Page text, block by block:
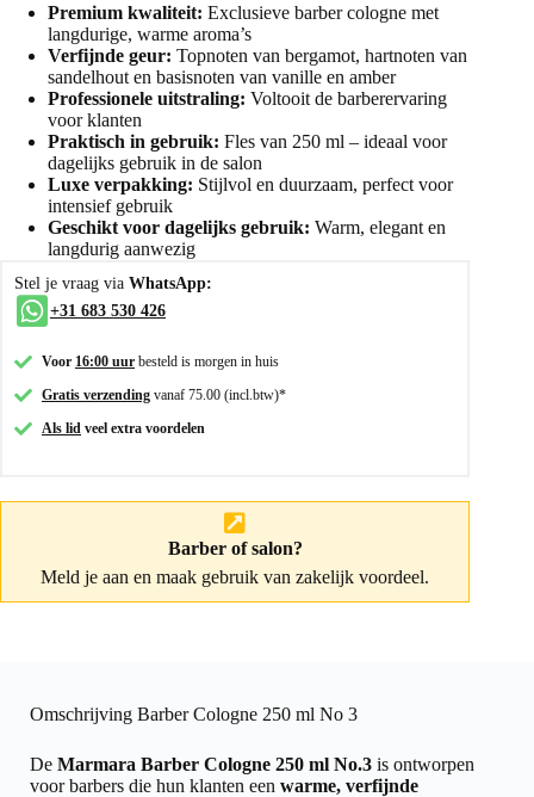
Premium kwaliteit: Exclusieve barber cologne met
langdurige, warme aroma’s
Verfijnde geur: Topnoten van bergamot, hartnoten van
sandelhout en basisnoten van vanille en amber
Professionele uitstraling: Voltooit de barberervaring
voor klanten
Praktisch in gebruik: Fles van 250 ml – ideaal voor
dagelijks gebruik in de salon
Luxe verpakking: Stijlvol en duurzaam, perfect voor
intensief gebruik
Geschikt voor dagelijks gebruik: Warm, elegant en
langdurig aanwezig
Stel je vraag via WhatsApp:
+31 683 530 426
Voor 16:00 uur besteld is morgen in huis
Gratis verzending vanaf 75.00 (incl.btw)*
Als lid veel extra voordelen
Barber of salon?
Meld je aan en maak gebruik van zakelijk voordeel.
Omschrijving Barber Cologne 250 ml No 3
De Marmara Barber Cologne 250 ml No.3 is ontworpen
voor barbers die hun klanten een warme, verfijnde